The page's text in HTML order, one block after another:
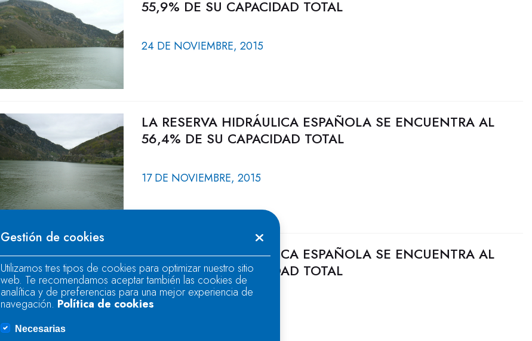
55,9% DE SU CAPACIDAD TOTAL
24 DE NOVIEMBRE, 2015
LA RESERVA HIDRÁULICA ESPAÑOLA SE ENCUENTRA AL
56,4% DE SU CAPACIDAD TOTAL
17 DE NOVIEMBRE, 2015
LA RESERVA HIDRÁULICA ESPAÑOLA SE ENCUENTRA AL
56,7% DE SU CAPACIDAD TOTAL
10 DE NOVIEMBRE, 2015
Gestión de cookies
Utilizamos tres tipos de cookies para optimizar nuestro sitio
web. Te recomendamos aceptar también las cookies de
analítica y de preferencias para una mejor experiencia de
navegación. Política de cookies
Necesarias